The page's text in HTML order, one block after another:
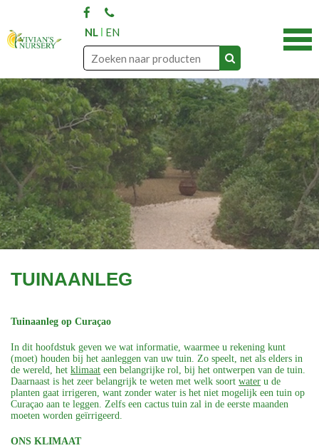
NL EN
TUINAANLEG
Tuinaanleg op Curaçao
In dit hoofdstuk geven we wat informatie, waarmee u rekening kunt
(moet) houden bij het aanleggen van uw tuin. Zo speelt, net als elders in
de wereld, hetklimaat een belangrijke rol, bij het ontwerpen van de tuin.
Daarnaast is het zeer belangrijk te weten met welk soortwater u de
planten gaat irrigeren, want zonder water is het niet mogelijk een tuin op
Curaçao aan te leggen. Zelfs een cactus tuin zal in de eerste maanden
moeten worden geïrrigeerd.
ONS KLIMAAT